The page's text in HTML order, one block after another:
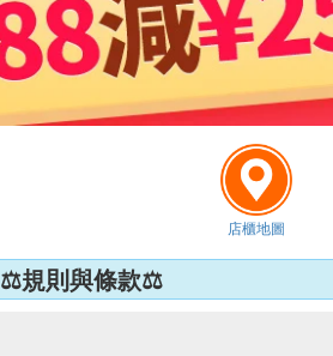
店櫃地圖
⚖️規則與條款⚖️